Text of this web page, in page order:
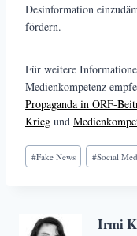
Desinformation
fördern.
Für weitere
Medienkompetenz
Propaganda in ORF-
Krieg und
Schlagworte:
#Fake News #Social
Irmi